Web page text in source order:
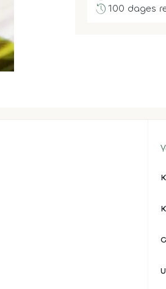
history100 dages